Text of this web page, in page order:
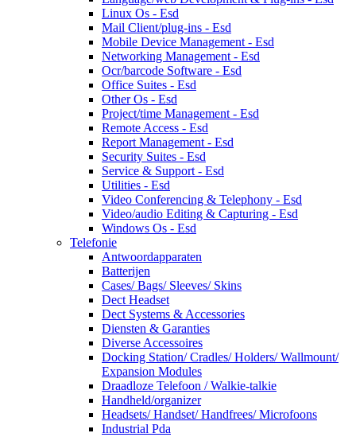
Linux Os - Esd
Mail Client/plug-ins - Esd
Mobile Device Management - Esd
Networking Management - Esd
Ocr/barcode Software - Esd
Office Suites - Esd
Other Os - Esd
Project/time Management - Esd
Remote Access - Esd
Report Management - Esd
Security Suites - Esd
Service & Support - Esd
Utilities - Esd
Video Conferencing & Telephony - Esd
Video/audio Editing & Capturing - Esd
Windows Os - Esd
Telefonie
Antwoordapparaten
Batterijen
Cases/ Bags/ Sleeves/ Skins
Dect Headset
Dect Systems & Accessories
Diensten & Garanties
Diverse Accessoires
Docking Station/ Cradles/ Holders/ Wallmount/
Expansion Modules
Draadloze Telefoon / Walkie-talkie
Handheld/organizer
Headsets/ Handset/ Handfrees/ Microfoons
Industrial Pda